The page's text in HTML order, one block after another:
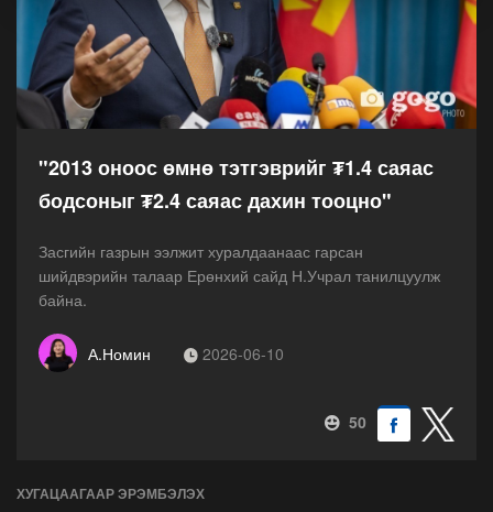
"2013 оноос өмнө тэтгэврийг ₮1.4 саяас
бодсоныг ₮2.4 саяас дахин тооцно"
Засгийн газрын ээлжит хуралдаанаас гарсан
шийдвэрийн талаар Ерөнхий сайд Н.Учрал танилцуулж
байна.
А.Номин 2026-06-10
50
ХУГАЦААГААР ЭРЭМБЭЛЭХ